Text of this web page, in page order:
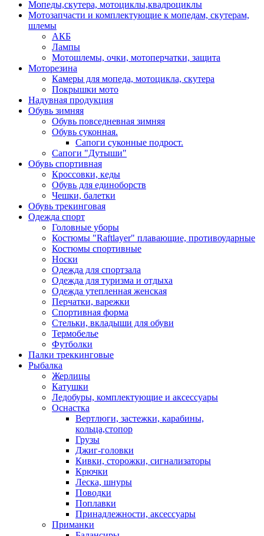
Мопеды,скутера, мотоциклы,квадроциклы
Мотозапчасти и комплектующие к мопедам, скутерам,
шлемы
АКБ
Лампы
Мотошлемы, очки, мотоперчатки, защита
Моторезина
Камеры для мопеда, мотоцикла, скутера
Покрышки мото
Надувная продукция
Обувь зимняя
Обувь повседневная зимняя
Обувь суконная.
Сапоги суконные подрост.
Сапоги "Дутыши"
Обувь спортивная
Кроссовки, кеды
Обувь для единоборств
Чешки, балетки
Обувь трекинговая
Одежда спорт
Головные уборы
Костюмы "Raftlayer" плавающие, противоударные
Костюмы спортивные
Носки
Одежда для спортзала
Одежда для туризма и отдыха
Одежда утепленная женская
Перчатки, варежки
Спортивная форма
Стельки, вкладыши для обуви
Термобелье
Футболки
Палки треккинговые
Рыбалка
Жерлицы
Катушки
Ледобуры, комплектующие и аксессуары
Оснастка
Вертлюги, застежки, карабины,
кольца,стопор
Грузы
Джиг-головки
Кивки, сторожки, сигнализаторы
Крючки
Леска, шнуры
Поводки
Поплавки
Принадлежности, аксессуары
Приманки